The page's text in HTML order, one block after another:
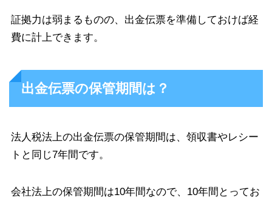
証拠力は弱まるものの、出金伝票を準備しておけば経
費に計上できます。
出金伝票の保管期間は？
法人税法上の出金伝票の保管期間は、領収書やレシー
トと同じ7年間です。
会社法上の保管期間は10年間なので、10年間とってお